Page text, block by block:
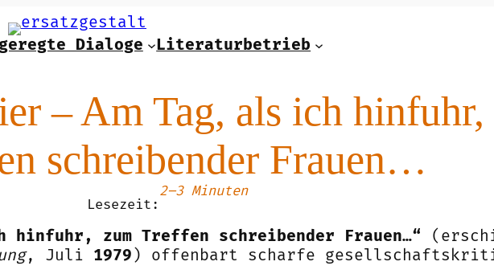
Dialoge Literaturbetrieb
– Am Tag, als ich hinfuhr,
schreibender Frauen…
Lesezeit:
2–3 Minuten
hinfuhr, zum Treffen schreibender Frauen…“
, Juli 1979 ) offenbart scharfe